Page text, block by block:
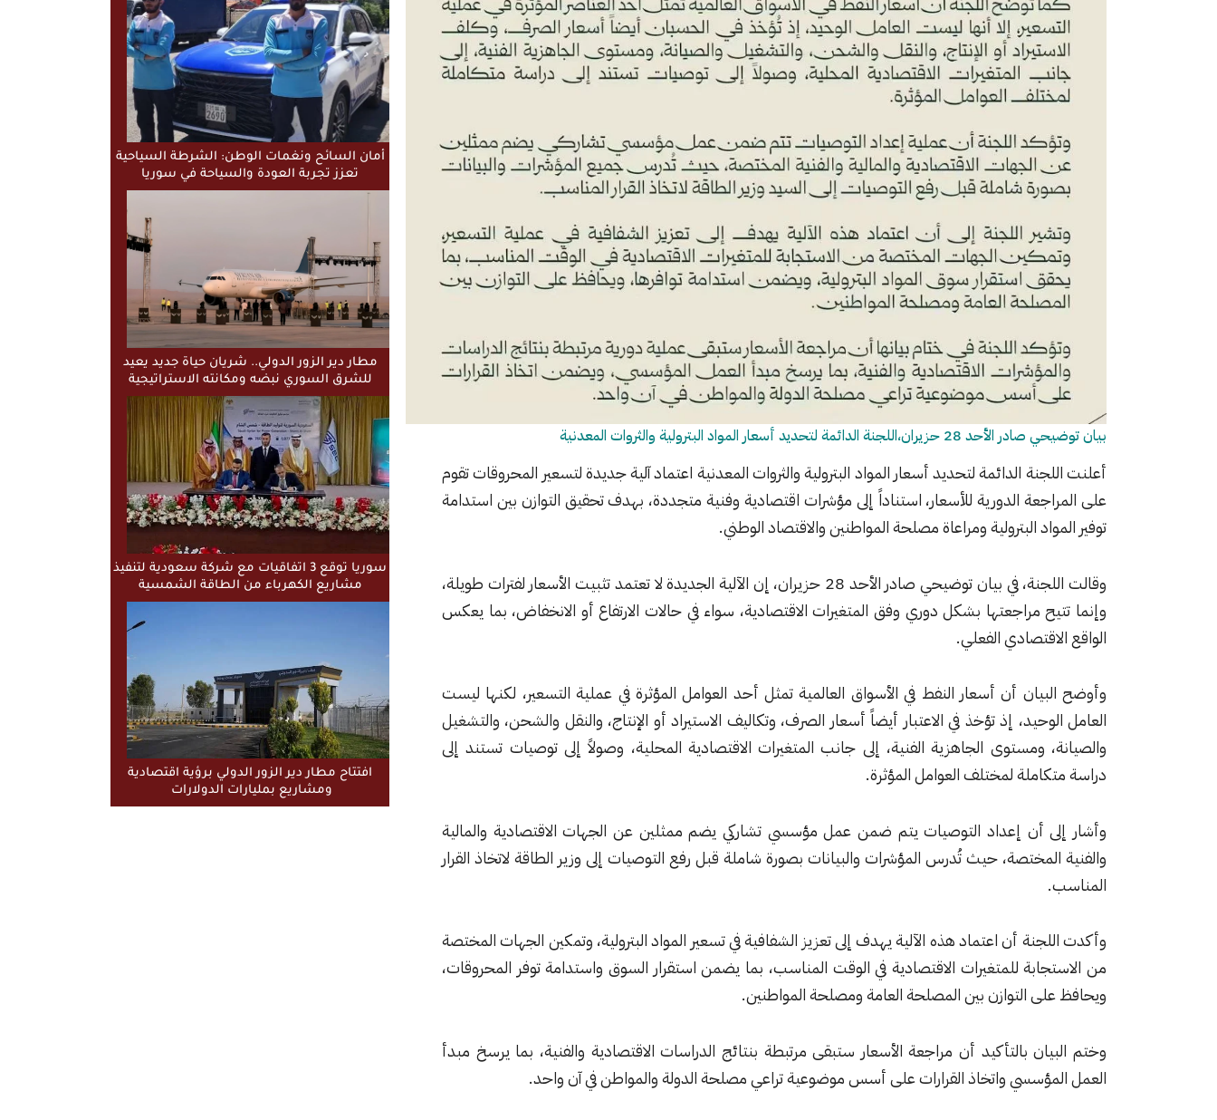
بيان توضيحي صادر الأحد 28 حزيران،اللجنة الدائمة لتحديد أسعار المواد البترولية والثروات المعدنية
أعلنت اللجنة الدائمة لتحديد أسعار المواد البترولية والثروات المعدنية اعتماد آلية جديدة لتسعير المحروقات تقوم
على المراجعة الدورية للأسعار، استناداً إلى مؤشرات اقتصادية وفنية متجددة، بهدف تحقيق التوازن بين استدامة
توفير المواد البترولية ومراعاة مصلحة المواطنين والاقتصاد الوطني.
وقالت اللجنة، في بيان توضيحي صادر الأحد 28 حزيران، إن الآلية الجديدة لا تعتمد تثبيت الأسعار لفترات طويلة،
وإنما تتيح مراجعتها بشكل دوري وفق المتغيرات الاقتصادية، سواء في حالات الارتفاع أو الانخفاض، بما يعكس
الواقع الاقتصادي الفعلي.
وأوضح البيان أن أسعار النفط في الأسواق العالمية تمثل أحد العوامل المؤثرة في عملية التسعير، لكنها ليست
العامل الوحيد، إذ تؤخذ في الاعتبار أيضاً أسعار الصرف، وتكاليف الاستيراد أو الإنتاج، والنقل والشحن، والتشغيل
والصيانة، ومستوى الجاهزية الفنية، إلى جانب المتغيرات الاقتصادية المحلية، وصولاً إلى توصيات تستند إلى
دراسة متكاملة لمختلف العوامل المؤثرة.
وأشار إلى أن إعداد التوصيات يتم ضمن عمل مؤسسي تشاركي يضم ممثلين عن الجهات الاقتصادية والمالية
والفنية المختصة، حيث تُدرس المؤشرات والبيانات بصورة شاملة قبل رفع التوصيات إلى وزير الطاقة لاتخاذ القرار
المناسب.
وأكدت اللجنة أن اعتماد هذه الآلية يهدف إلى تعزيز الشفافية في تسعير المواد البترولية، وتمكين الجهات المختصة
من الاستجابة للمتغيرات الاقتصادية في الوقت المناسب، بما يضمن استقرار السوق واستدامة توفر المحروقات،
ويحافظ على التوازن بين المصلحة العامة ومصلحة المواطنين.
وختم البيان بالتأكيد أن مراجعة الأسعار ستبقى مرتبطة بنتائج الدراسات الاقتصادية والفنية، بما يرسخ مبدأ
العمل المؤسسي واتخاذ القرارات على أسس موضوعية تراعي مصلحة الدولة والمواطن في آن واحد.
أمان السائح ونغمات الوطن: الشرطة السياحية
تعزز تجربة العودة والسياحة في سوريا
مطار دير الزور الدولي.. شريان حياة جديد يعيد
للشرق السوري نبضه ومكانته الاستراتيجية
سوريا توقع 3 اتفاقيات مع شركة سعودية لتنفيذ
مشاريع الكهرباء من الطاقة الشمسية
افتتاح مطار دير الزور الدولي برؤية اقتصادية
ومشاريع بمليارات الدولارات ​